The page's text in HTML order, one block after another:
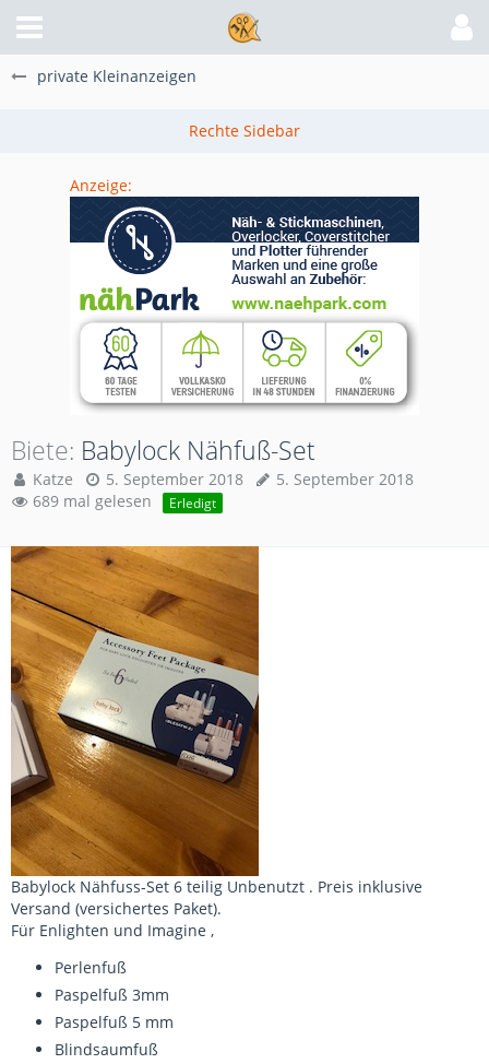
private Kleinanzeigen
Anzeige:
Biete Babylock Nähfuß-Set
Katze 5. September 2018
5. September 2018
689 mal gelesen
Erledigt
Babylock Nähfuss-Set 6 teilig Unbenutzt . Preis inklusive
Versand (versichertes Paket).
Für Enlighten und Imagine ,
Perlenfuß
Paspelfuß 3mm
Paspelfuß 5 mm
Blindsaumfuß